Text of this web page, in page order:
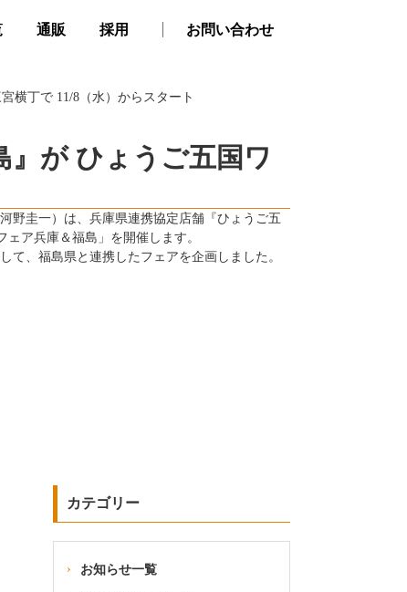
通販 採用 お問い合わせ
横丁で 11/8（水）からスタート
』が ひょうご五国ワ
野圭一）は、兵庫県連携協定店舗『ひょうご五
ア兵庫＆福島」を開催します。
、福島県と連携したフェアを企画しました。
カテゴリー
お知らせ一覧